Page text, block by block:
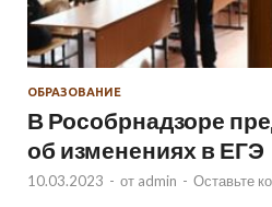
ОБРАЗОВАНИЕ
В Рособрнадзоре
об изменениях в ЕГЭ
10.03.2023 - от admin - Оставьте